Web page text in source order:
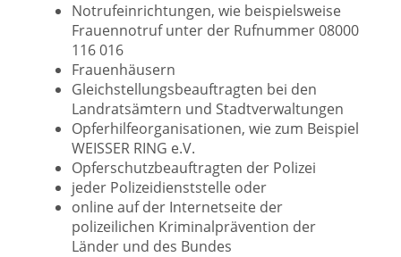
Notrufeinrichtungen, wie beispielsweise
Frauennotruf unter der Rufnummer 08000
116 016
Frauenhäusern
Gleichstellungsbeauftragten bei den
Landratsämtern und Stadtverwaltungen
Opferhilfeorganisationen, wie zum Beispiel
WEISSER RING e.V.
Opferschutzbeauftragten der Polizei
jeder Polizeidienststelle oder
online auf der Internetseite der
polizeilichen Kriminalprävention der
Länder und des Bundes